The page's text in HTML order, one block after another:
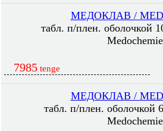
МЕДОКЛАВ /
табл. п/плен. оболочкой
Medochemie
7985 tenge
МЕДОКЛАВ /
табл. п/плен. оболочкой
Medochemie